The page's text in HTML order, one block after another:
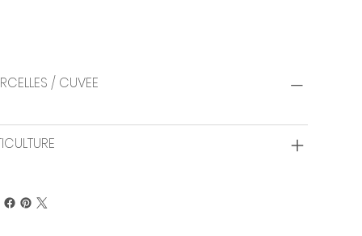
/ CUVEE